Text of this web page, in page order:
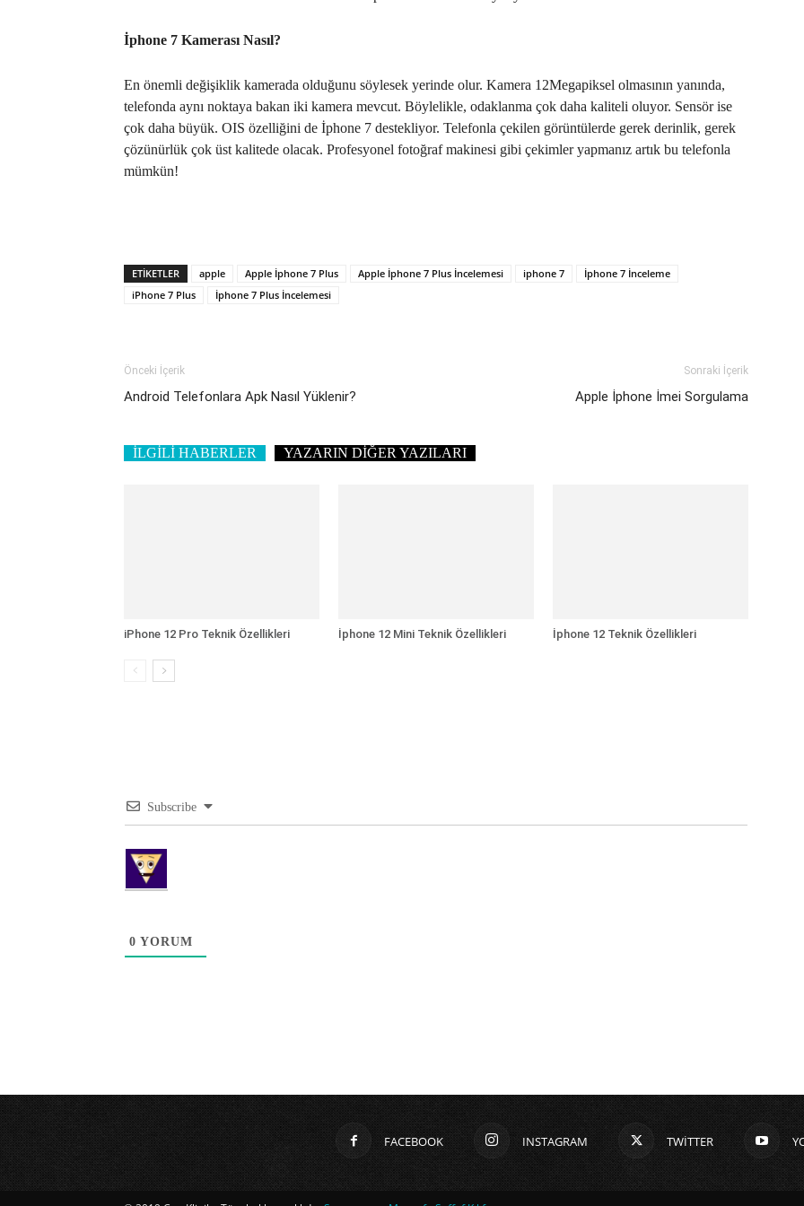
İphone 7 Kamerası Nasıl?
En önemli değişiklik kamerada olduğunu söylesek yerinde olur. Kamera 12Megapiksel olmasının yanında,
telefonda aynı noktaya bakan iki kamera mevcut. Böylelikle, odaklanma çok daha kaliteli oluyor. Sensör ise
çok daha büyük. OIS özelliğini de İphone 7 destekliyor. Telefonla çekilen görüntülerde gerek derinlik, gerek
çözünürlük çok üst kalitede olacak. Profesyonel fotoğraf makinesi gibi çekimler yapmanız artık bu telefonla
mümkün!
ETIKETLER apple Apple İphone 7 Plus Apple İphone 7 Plus İncelemesi iphone 7
İphone 7 İnceleme
iPhone 7 Plus
İphone 7 Plus İncelemesi
Önceki İçerik
Android Telefonlara Apk Nasıl Yüklenir?
Sonraki İçerik
Apple İphone İmei Sorgulama
İLGİLİ HABERLER YAZARIN DİĞER YAZILARI
iPhone 12 Pro Teknik Özellikleri İphone 12 Mini Teknik Özellikleri İphone 12 Teknik Özellikleri
Subscribe
0 YORUM
FACEBOOK INSTAGRAM TWITTER